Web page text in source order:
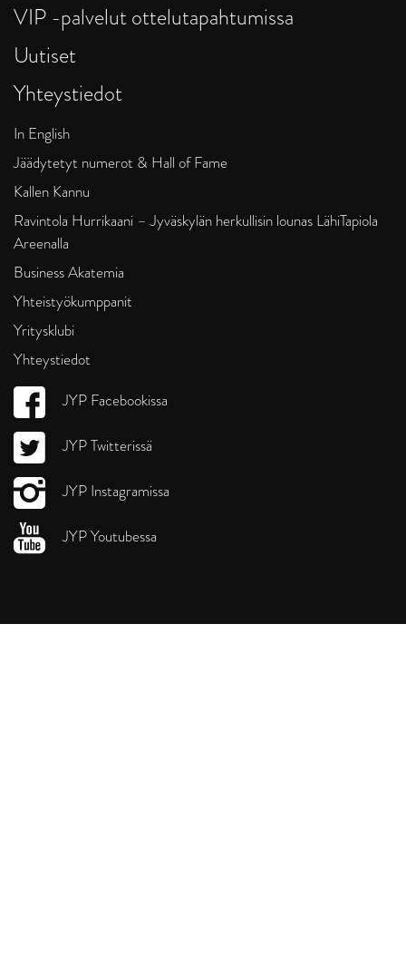
VIP -palvelut ottelutapahtumissa
Uutiset
Yhteystiedot
In English
Jäädytetyt numerot & Hall of Fame
Kallen Kannu
Ravintola Hurrikaani – Jyväskylän herkullisin lounas LähiTapiola
Areenalla
Business Akatemia
Yhteistyökumppanit
Yritysklubi
Yhteystiedot
JYP Facebookissa
JYP Twitterissä
JYP Instagramissa
JYP Youtubessa